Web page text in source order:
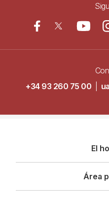
+34 93 260 75 00
principal
El
Área